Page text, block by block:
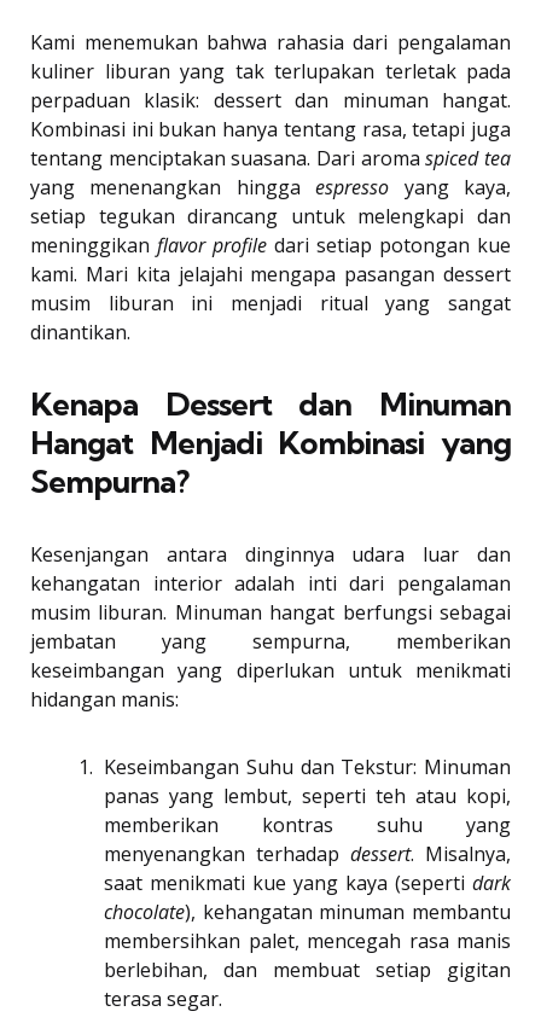
Kami menemukan bahwa rahasia dari pengalaman
kuliner liburan yang tak terlupakan terletak pada
perpaduan klasik: dessert dan minuman hangat.
Kombinasi ini bukan hanya tentang rasa, tetapi juga
tentang menciptakan suasana. Dari aromaspiced tea
yang menenangkan hinggaespresso yang kaya,
setiap tegukan dirancang untuk melengkapi dan
meninggikan flavor profile dari setiap potongan kue
kami. Mari kita jelajahi mengapa pasangan dessert
musim liburan ini menjadi ritual yang sangat
dinantikan.
Kenapa Dessert dan Minuman
Hangat Menjadi Kombinasi yang
Sempurna?
Kesenjangan antara dinginnya udara luar dan
kehangatan interior adalah inti dari pengalaman
musim liburan. Minuman hangat berfungsi sebagai
jembatan yang sempurna, memberikan
keseimbangan yang diperlukan untuk menikmati
hidangan manis:
Keseimbangan Suhu dan Tekstur: Minuman
panas yang lembut, seperti teh atau kopi,
memberikan kontras suhu yang
menyenangkan terhadap dessert. Misalnya,
saat menikmati kue yang kaya (seperti dark
chocolate), kehangatan minuman membantu
membersihkan palet, mencegah rasa manis
berlebihan, dan membuat setiap gigitan
terasa segar.